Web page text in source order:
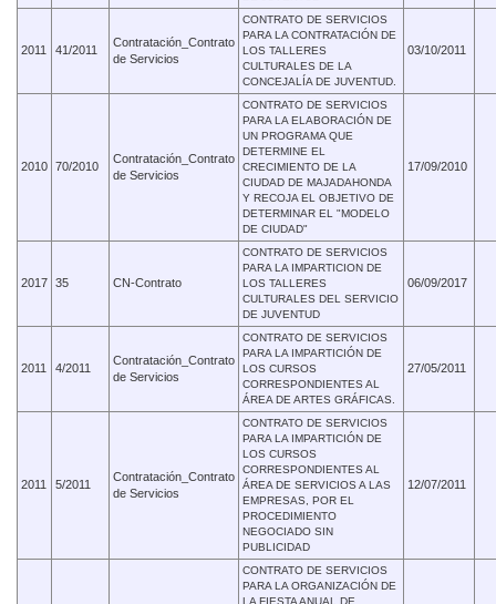
2011 41/2011
Contratación_Contrato
de Servicios
CONTRATO DE SERVICIOS
PARA LA CONTRATACIÓN DE
LOS TALLERES
CULTURALES DE LA
CONCEJALÍA DE JUVENTUD.
03/10/2011
2010 70/2010
Contratación_Contrato
de Servicios
CONTRATO DE SERVICIOS
PARA LA ELABORACIÓN DE
UN PROGRAMA QUE
DETERMINE EL
CRECIMIENTO DE LA
CIUDAD DE MAJADAHONDA
Y RECOJA EL OBJETIVO DE
DETERMINAR EL "MODELO
DE CIUDAD"
17/09/2010
2017 35 CN-Contrato
CONTRATO DE SERVICIOS
PARA LA IMPARTICION DE
LOS TALLERES
CULTURALES DEL SERVICIO
DE JUVENTUD
06/09/2017
2011 4/2011
Contratación_Contrato
de Servicios
CONTRATO DE SERVICIOS
PARA LA IMPARTICIÓN DE
LOS CURSOS
CORRESPONDIENTES AL
ÁREA DE ARTES GRÁFICAS.
27/05/2011
2011 5/2011
Contratación_Contrato
de Servicios
CONTRATO DE SERVICIOS
PARA LA IMPARTICIÓN DE
LOS CURSOS
CORRESPONDIENTES AL
ÁREA DE SERVICIOS A LAS
EMPRESAS, POR EL
PROCEDIMIENTO
NEGOCIADO SIN
PUBLICIDAD
12/07/2011
CONTRATO DE SERVICIOS
PARA LA ORGANIZACIÓN DE
LA FIESTA ANUAL DE